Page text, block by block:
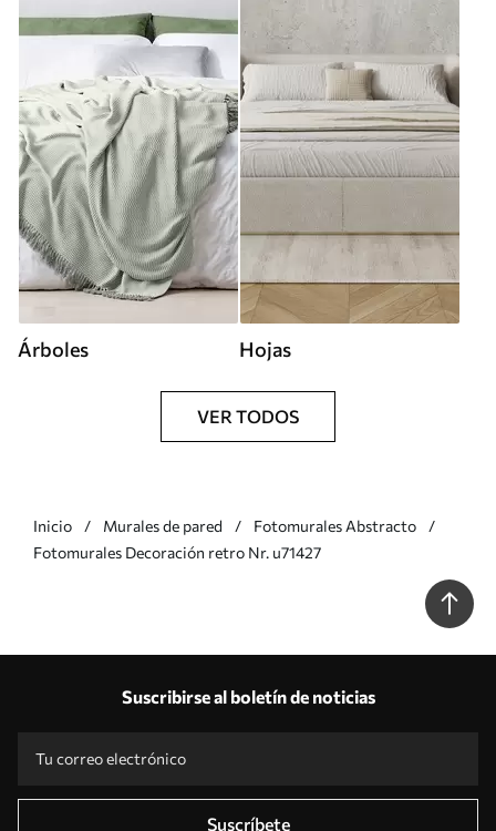
Árboles Hojas
VER TODOS
Inicio Murales de pared
Fotomurales Abstracto
Fotomurales Decoración retro Nr. u71427
Suscribirse al boletín de noticias
Suscríbete